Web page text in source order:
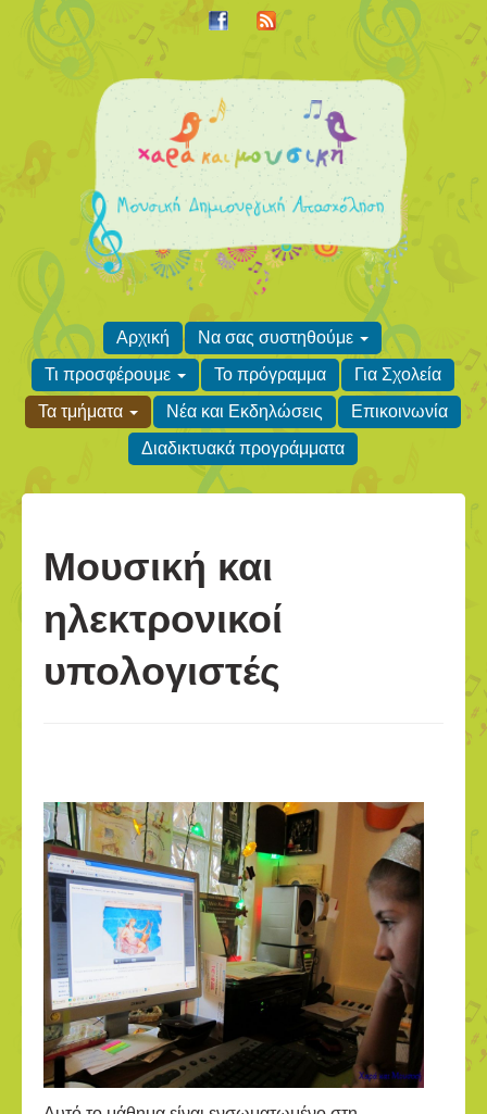
Αρχική
Να σας συστηθούμε
Τι προσφέρουμε
Το πρόγραμμα
Για Σχολεία
Τα τμήματα
Νέα και Εκδηλώσεις
Επικοινωνία
Διαδικτυακά προγράμματα
Μουσική και
ηλεκτρονικοί
υπολογιστές